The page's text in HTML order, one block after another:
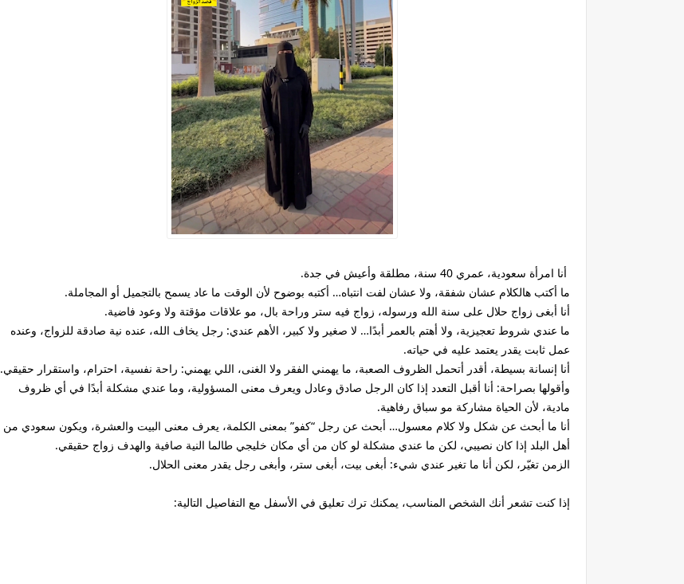
أنا امرأة سعودية، عمري 40 سنة، مطلقة وأعيش في جدة.
ما أكتب هالكلام عشان شفقة، ولا عشان لفت انتباه… أكتبه بوضوح لأن الوقت ما عاد يسمح بالتجميل أو المجاملة.
أنا أبغى زواج حلال على سنة الله ورسوله، زواج فيه ستر وراحة بال، مو علاقات مؤقتة ولا وعود فاضية.
ما عندي شروط تعجيزية، ولا أهتم بالعمر أبدًا… لا صغير ولا كبير، الأهم عندي: رجل يخاف الله، عنده نية صادقة للزواج، وعنده
عمل ثابت يقدر يعتمد عليه في حياته.
أنا إنسانة بسيطة، أقدر أتحمل الظروف الصعبة، ما يهمني الفقر ولا الغنى، اللي يهمني: راحة نفسية، احترام، واستقرار حقيقي.
وأقولها بصراحة: أنا أقبل التعدد إذا كان الرجل صادق وعادل ويعرف معنى المسؤولية، وما عندي مشكلة أبدًا في أي ظروف
مادية، لأن الحياة مشاركة مو سباق رفاهية.
أنا ما أبحث عن شكل ولا كلام معسول… أبحث عن رجل “كفو” بمعنى الكلمة، يعرف معنى البيت والعشرة، ويكون سعودي من
أهل البلد إذا كان نصيبي، لكن ما عندي مشكلة لو كان من أي مكان خليجي طالما النية صافية والهدف زواج حقيقي.
الزمن تغيّر، لكن أنا ما تغير عندي شيء: أبغى بيت، أبغى ستر، وأبغى رجل يقدر معنى الحلال.
إذا كنت تشعر أنك الشخص المناسب، يمكنك ترك تعليق في الأسفل مع التفاصيل التالية: